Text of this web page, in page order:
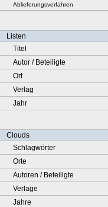
Ablieferungsverfahren
Listen
Titel
Autor / Beteiligte
Ort
Verlag
Jahr
Clouds
Schlagwörter
Orte
Autoren / Beteiligte
Verlage
Jahre